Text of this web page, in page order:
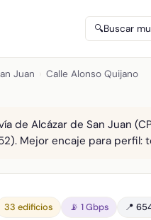
🔍Buscar
Juan Calle Alonso Quijano
de Alcázar de San Juan
Mejor encaje para perfil:
33 edificios 📡 1 Gbps 📍